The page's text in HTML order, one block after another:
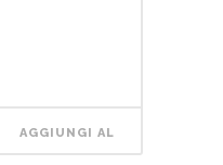
AGGIUNGI AL